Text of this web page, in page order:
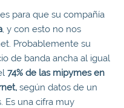
para que su compañía
, y con esto no nos
Probablemente su
de banda ancha al igual
74% de las mipymes en
según datos de un
Es una cifra muy